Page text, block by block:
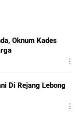
Oknum Kades
Di Rejang Lebong